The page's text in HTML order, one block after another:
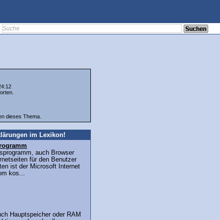
dieses Thema.
im Lexikon!
auch Browser
für den Benutzer
ist der Microsoft Internet
kos...
Hauptspeicher oder RAM